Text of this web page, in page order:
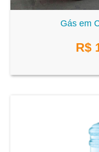
Gás em
R$